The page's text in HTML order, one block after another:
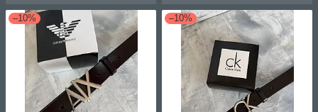
–10% –10%